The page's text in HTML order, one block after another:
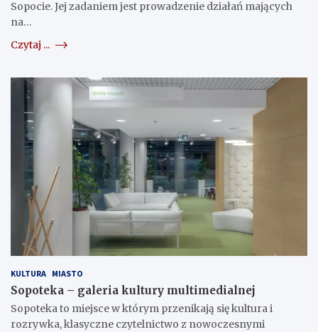
Sopocie. Jej zadaniem jest prowadzenie działań mających
na…
Czytaj ...
KULTURA MIASTO
Sopoteka – galeria kultury multimedialnej
Sopoteka to miejsce w którym przenikają się kultura i
rozrywka, klasyczne czytelnictwo z nowoczesnymi